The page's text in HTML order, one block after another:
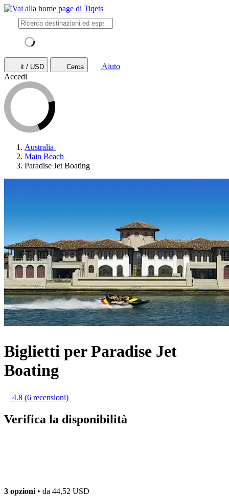
it / USD Cerca
Aiuto
Accedi
Australia
Main Beach
Paradise Jet Boating
Biglietti per Paradise Jet
Boating
4.8 (6 recensioni)
Verifica la disponibilità
3 opzioni • da 44,52 USD